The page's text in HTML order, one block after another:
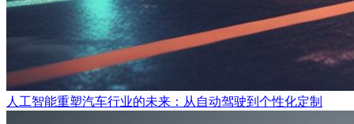
人工智能重塑汽车行业的未来：从自动驾驶到个性化定制